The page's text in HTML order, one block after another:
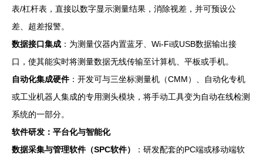
表/杠杆表，直接以数字显示测量结果，消除视差，并可预设公
差、超差报警。
数据接口集成 ：为测量仪器内置蓝牙、Wi-Fi或USB数据输出接
口，使其能实时将测量数据无线传输至计算机、平板或手机。
自动化集成硬件：开发可与三坐标测量机（CMM）、自动化专机
或工业机器人集成的专用测头模块，将手动工具变为自动在线检测
系统的一部分。
软件研发：平台化与智能化
数据采集与管理软件（SPC软件）
：研发配套的PC端或移动端软